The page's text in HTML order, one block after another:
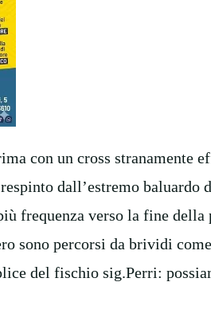
con un cross stranamente
dall’estremo baluardo
frequenza verso la fine
sono percorsi da brividi
del fischio sig.Perri: